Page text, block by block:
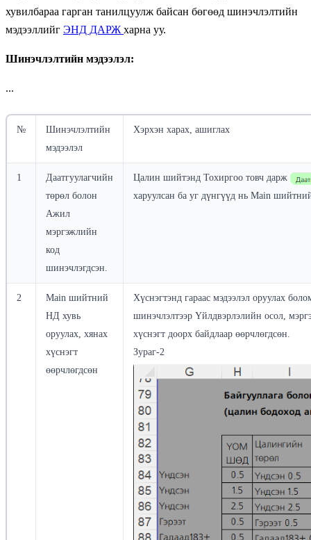
хувилбараа гарган танилцуулж байсан бөгөөд шинэчлэлтийн
мэдээллийг ЭНД ДАРЖ харна уу.
Шинэчлэлтийн мэдээлэл:
...
№
Шинэчлэлтийн
мэдээлэл
Хэрхэн харах, ашиглах
1
Даатгуулагчийн
төрөл болон
Ажил
мэргэжлийн
код
шинэчлэгдсэн.
Цалин шийтэнд Тохиргоо товч дарж
харуулсан ба уг дүнгүүд нь Main
2
Main шийтний
НД хувь
оруулах, хянах
хүснэгт
өөрчлөгдсөн
Хүснэгтэнд гараас мэдээлэл оруулах
шинэчлэлтээр Үйлдвэрлэлийн осол,
хүснэгт доорх байдлаар өөрчлөгдсөн.
Зураг-2